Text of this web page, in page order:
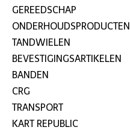
GEREEDSCHAP
ONDERHOUDSPRODUCTEN
TANDWIELEN
BEVESTIGINGSARTIKELEN
BANDEN
CRG
TRANSPORT
KART REPUBLIC